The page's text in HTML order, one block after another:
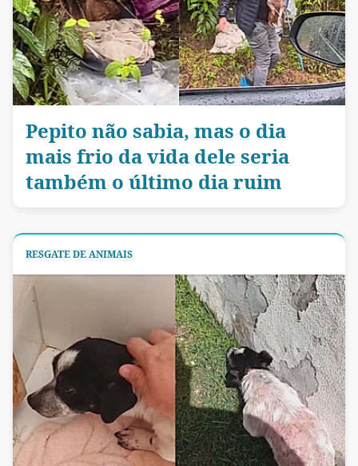
Pepito não sabia, mas o dia
mais frio da vida dele seria
também o último dia ruim
RESGATE DE ANIMAIS